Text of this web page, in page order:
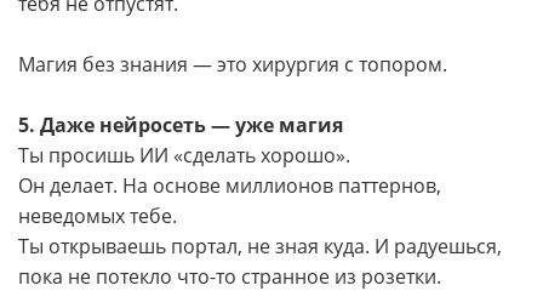
Магия без знания — это хирургия с топором.
5. Даже нейросеть — уже магия
Ты просишь ИИ «сделать хорошо».
Он делает. На основе миллионов паттернов,
неведомых тебе.
Ты открываешь портал, не зная куда. И радуешься,
пока не потекло что-то странное из розетки.